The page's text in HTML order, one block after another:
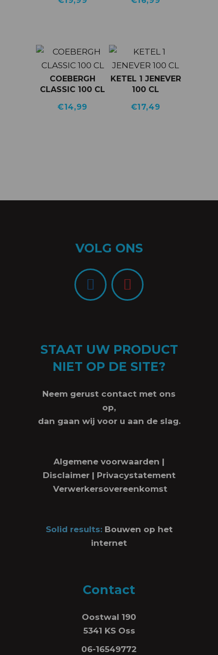
COEBERGH
CLASSIC 100 CL
€14,99
KETEL 1 JENEVER
100 CL
€17,49
VOLG ONS
STAAT UW PRODUCT
NIET OP DE SITE?
Neem gerust contact met ons
op,
dan gaan wij voor u aan de slag.
Algemene voorwaarden |
Disclaimer| Privacystatement
Verwerkersovereenkomst
Solid results: Bouwen op het
internet
Contact
Oostwal 190
5341 KS Oss
06-16549772